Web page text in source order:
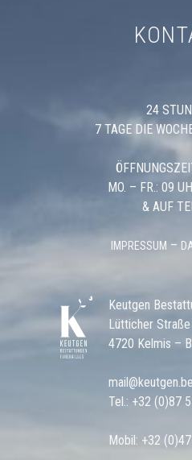
Keutgen
Lütticher
4720 Kelmis –
mail@keutgen.be
Tel.: +32 (0)87
Mobil: +32
24
7 TAGE DIE
MO. – FR.: 09
& AUF
IMPRESSUM –